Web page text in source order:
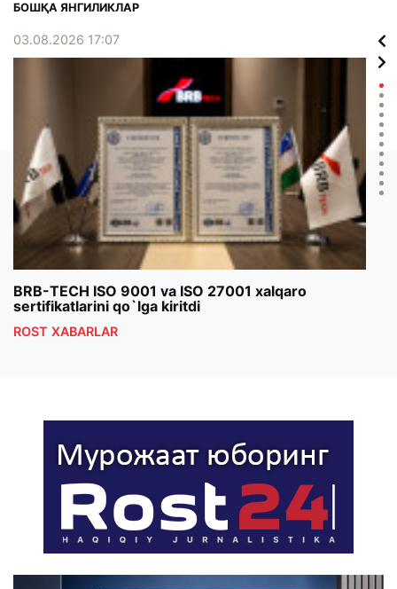
БОШҚА ЯНГИЛИКЛАР
03.08.2026 17:07
BRB-TECH ISO 9001 va ISO 27001 xalqaro
sertifikatlarini qo`lga kiritdi
ROST XABARLAR